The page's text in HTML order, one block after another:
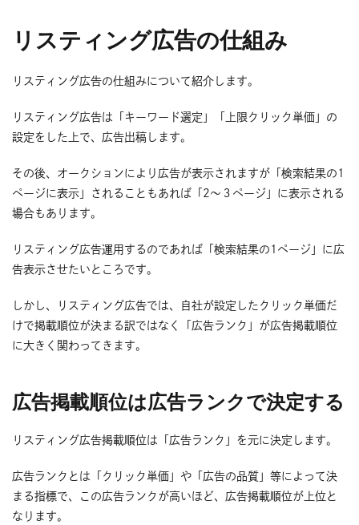
リスティング広告の仕組み
リスティング広告の仕組みについて紹介します。
リスティング広告は「キーワード選定」「上限クリック単価」の
設定をした上で、広告出稿します。
その後、オークションにより広告が表示されますが「検索結果の1
ページに表示」されることもあれば「2～３ページ」に表示される
場合もあります。
リスティング広告運用するのであれば「検索結果の1ページ」に広
告表示させたいところです。
しかし、リスティング広告では、自社が設定したクリック単価だ
けで掲載順位が決まる訳ではなく「広告ランク」が広告掲載順位
に大きく関わってきます。
広告掲載順位は広告ランクで決定する
リスティング広告掲載順位は「広告ランク」を元に決定します。
広告ランクとは「クリック単価」や「広告の品質」等によって決
まる指標で、この広告ランクが高いほど、広告掲載順位が上位と
なります。